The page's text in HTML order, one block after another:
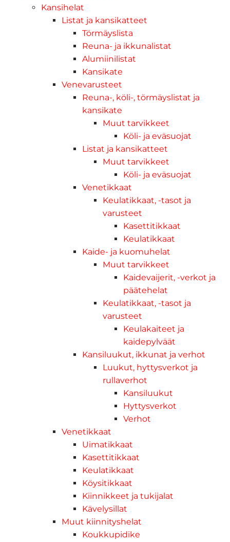
Kansihelat
Listat ja kansikatteet
Törmäyslista
Reuna- ja ikkunalistat
Alumiinilistat
Kansikate
Venevarusteet
Reuna-, köli-, törmäyslistat ja
kansikate
Muut tarvikkeet
Köli- ja eväsuojat
Listat ja kansikatteet
Muut tarvikkeet
Köli- ja eväsuojat
Venetikkaat
Keulatikkaat, -tasot ja
varusteet
Kasettitikkaat
Keulatikkaat
Kaide- ja kuomuhelat
Muut tarvikkeet
Kaidevaijerit, -verkot ja
päätehelat
Keulatikkaat, -tasot ja
varusteet
Keulakaiteet ja
kaidepylväät
Kansiluukut, ikkunat ja verhot
Luukut, hyttysverkot ja
rullaverhot
Kansiluukut
Hyttysverkot
Verhot
Venetikkaat
Uimatikkaat
Kasettitikkaat
Keulatikkaat
Köysitikkaat
Kiinnikkeet ja tukijalat
Kävelysillat
Muut kiinnityshelat
Koukkupidike